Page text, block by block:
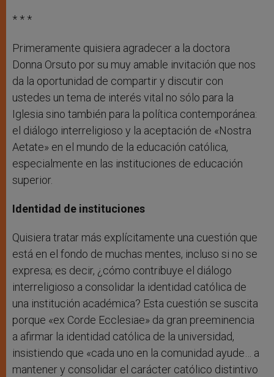
* * *
Primeramente quisiera agradecer a la doctora
Donna Orsuto por su muy amable invitación que nos
da la oportunidad de compartir y discutir con
ustedes un tema de interés vital no sólo para la
Iglesia sino también para la política contemporánea:
el diálogo interreligioso y la aceptación de «Nostra
Aetate» en el mundo de la educación católica,
especialmente en las instituciones de educación
superior.
Identidad de instituciones
Quisiera tratar más explícitamente una cuestión que
está en el fondo de muchas mentes, incluso si no se
expresa; es decir, ¿cómo contribuye el diálogo
interreligioso a consolidar la identidad católica de
una institución académica? Esta cuestión se suscita
porque «ex Corde Ecclesiae» da gran preeminencia
a afirmar la identidad católica de la universidad,
insistiendo que «cada uno en la comunidad ayude… a
mantener y consolidar el carácter católico distintivo